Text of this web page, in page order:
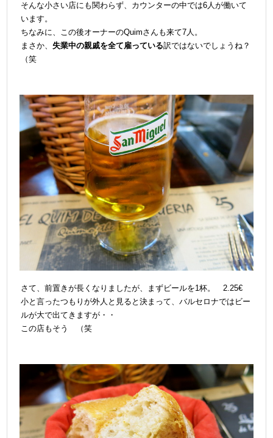
そんな小さい店にも関わらず、カウンターの中では6人が働いて
います。
ちなみに、この後オーナーのQuimさんも来て7人。
まさか、失業中の親戚を全て雇っている訳ではないでしょうね？
（笑
さて、前置きが長くなりましたが、まずビールを1杯。 2.25€
小と言ったつもりが外人と見ると決まって、バルセロナではビー
ルが大で出てきますが・・
この店もそう （笑